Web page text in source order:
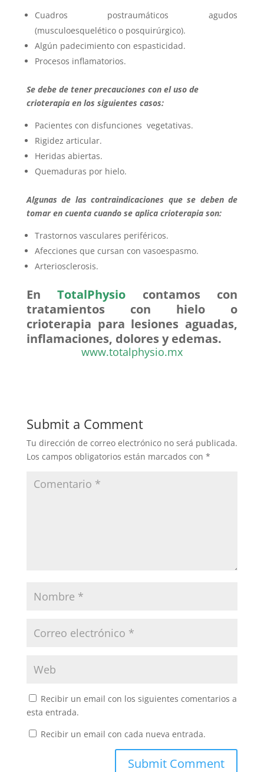
Cuadros postraumáticos agudos
(musculoesquelético o posquirúrgico).
Algún padecimiento con espasticidad.
Procesos inflamatorios.
Se debe de tener precauciones con el uso de
crioterapia en los siguientes casos:
Pacientes con disfunciones vegetativas.
Rigidez articular.
Heridas abiertas.
Quemaduras por hielo.
Algunas de las contraindicaciones que se deben de
tomar en cuenta cuando se aplica crioterapia son:
Trastornos vasculares periféricos.
Afecciones que cursan con vasoespasmo.
Arteriosclerosis.
EnTotalPhysio contamos con
tratamientos con hielo o
crioterapia para lesiones aguadas,
inflamaciones, dolores y edemas.
www.totalphysio.mx
Submit a Comment
Tu dirección de correo electrónico no será publicada.
Los campos obligatorios están marcados con *
Recibir un email con los siguientes comentarios a
esta entrada.
Recibir un email con cada nueva entrada.